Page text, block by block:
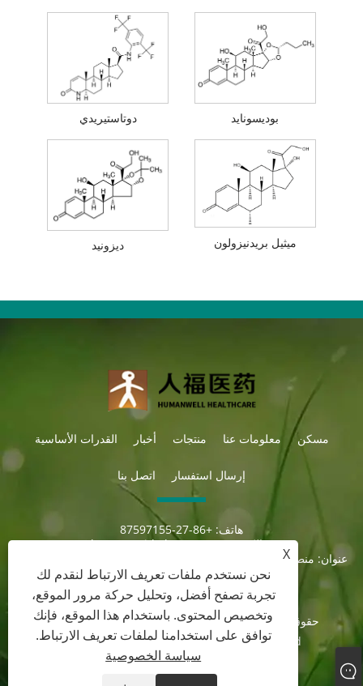
دوتاستيريدي بوديسونايد
ديزونيد ميثيل بريدنيزولون
مسكن معلومات عنا منتجات أخبار القدرات الأساسية
إرسال استفسار اتصل بنا
هاتف: +86-27-87597155
بريد إلكتروني:sales@steroid-chem.com
عنوان: منطقة جيديان للتنمية الاقتصادية ، مدينة إي-تشو ، هوبي ، الصين.
حقوق الطبع والنشر © 2022 Hubei Gedian Humanwell
Pharmaceutical Co.، Ltd. جميع الحقوق محفوظة
X
نحن نستخدم ملفات تعريف الارتباط لنقدم لك
تجربة تصفح أفضل، وتحليل حركة مرور الموقع،
وتخصيص المحتوى. باستخدام هذا الموقع، فإنك
توافق على استخدامنا لملفات تعريف الارتباط.
سياسة الخصوصية